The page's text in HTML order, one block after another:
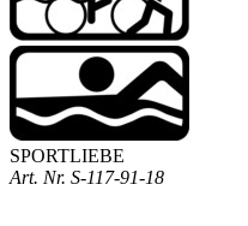
SPORTLIEBE
Art. Nr. S-117-91-18